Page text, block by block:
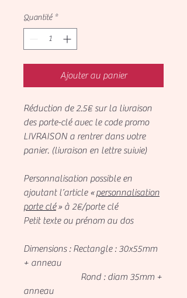
Quantité *
Ajouter au panier
Réduction de 2.5€ sur la livraison
des porte-clé avec le code promo
LIVRAISON a rentrer dans votre
panier. (livraison en lettre suivie)
Personnalisation possible en
ajoutant l’article «personnalisation
porte clé» à 2€/porte clé
Petit texte ou prénom au dos
Dimensions : Rectangle : 30x55mm
+ anneau
Rond : diam 35mm +
anneau